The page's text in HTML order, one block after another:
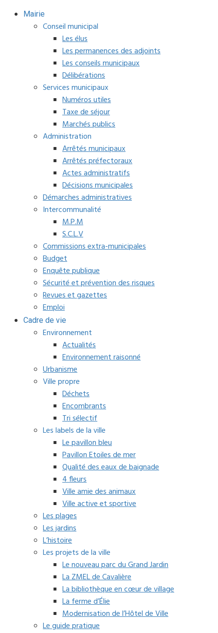
Mairie
Conseil municipal
Les élus
Les permanences des adjoints
Les conseils municipaux
Délibérations
Services municipaux
Numéros utiles
Taxe de séjour
Marchés publics
Administration
Arrêtés municipaux
Arrêtés préfectoraux
Actes administratifs
Décisions municipales
Démarches administratives
Intercommunalité
M.P.M
S.C.L.V
Commissions extra-municipales
Budget
Enquête publique
Sécurité et prévention des risques
Revues et gazettes
Emploi
Cadre de vie
Environnement
Actualités
Environnement raisonné
Urbanisme
Ville propre
Déchets
Encombrants
Tri sélectif
Les labels de la ville
Le pavillon bleu
Pavillon Etoiles de mer
Qualité des eaux de baignade
4 fleurs
Ville amie des animaux
Ville active et sportive
Les plages
Les jardins
L’histoire
Les projets de la ville
Le nouveau parc du Grand Jardin
La ZMEL de Cavalière
La bibliothèque en cœur de village
La ferme d’Élie
Modernisation de l’Hôtel de Ville
Le guide pratique